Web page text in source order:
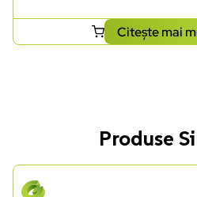
Citește mai
Produse